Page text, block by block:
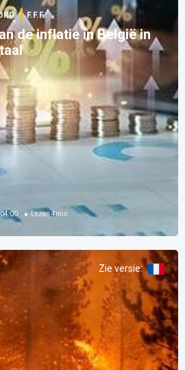
F.F.F.
de inflatie in België in
Lezen 4min
Zie versie: